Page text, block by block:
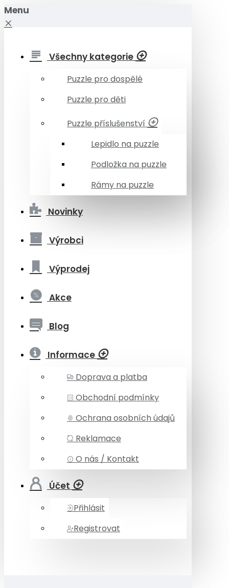
Menu
Všechny kategorie
Puzzle pro dospělé
Puzzle pro děti
Puzzle příslušenství
Lepidlo na puzzle
Podložka na puzzle
Rámy na puzzle
Novinky
Výrobci
Výprodej
Akce
Blog
Informace
Doprava a platba
Obchodní podmínky
Ochrana osobních údajů
Reklamace
O nás / Kontakt
Účet
Přihlásit
Registrovat